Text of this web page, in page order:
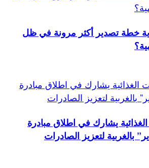
خطة تصدير أكثر مرونة في ظل
يشارك في اطلاق مبادرة
بالغربية لتعزيز الصادرات